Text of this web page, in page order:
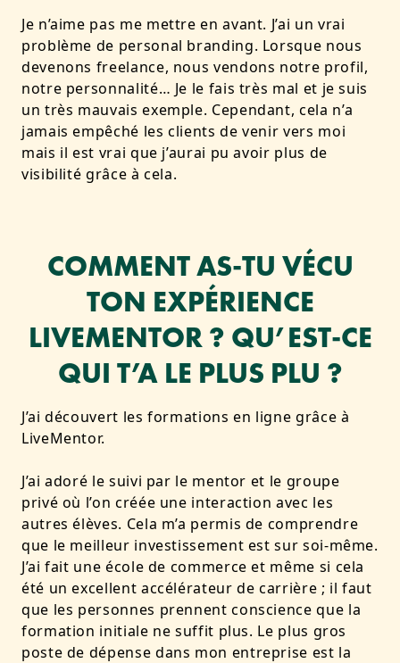
Je n’aime pas me mettre en avant. J’ai un vrai
problème de personal branding. Lorsque nous
devenons freelance, nous vendons notre profil,
notre personnalité… Je le fais très mal et je suis
un très mauvais exemple. Cependant, cela n’a
jamais empêché les clients de venir vers moi
mais il est vrai que j’aurai pu avoir plus de
visibilité grâce à cela.
COMMENT AS-TU VÉCU
TON EXPÉRIENCE
LIVEMENTOR ? QU’EST-CE
QUI T’A LE PLUS PLU ?
J’ai découvert les formations en ligne grâce à
LiveMentor.
J’ai adoré le suivi par le mentor et le groupe
privé où l’on créée une interaction avec les
autres élèves. Cela m’a permis de comprendre
que le meilleur investissement est sur soi-même.
J’ai fait une école de commerce et même si cela
été un excellent accélérateur de carrière ; il faut
que les personnes prennent conscience que la
formation initiale ne suffit plus. Le plus gros
poste de dépense dans mon entreprise est la